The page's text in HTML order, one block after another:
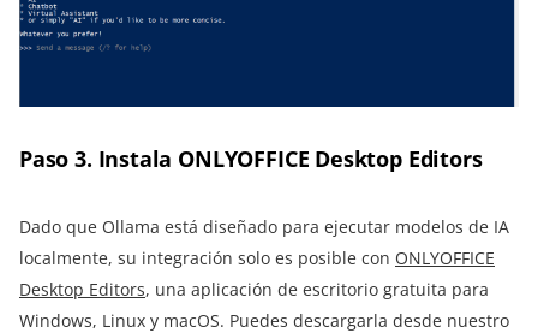
Paso 3. Instala ONLYOFFICE Desktop Editors
Dado que Ollama está diseñado para ejecutar modelos de IA
localmente, su integración solo es posible con ONLYOFFICE
Desktop Editors, una aplicación de escritorio gratuita para
Windows, Linux y macOS. Puedes descargarla desde nuestro